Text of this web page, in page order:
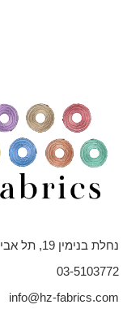
נחלת בנימין 19, תל אביב
03-5103772
info@hz-fabrics.com